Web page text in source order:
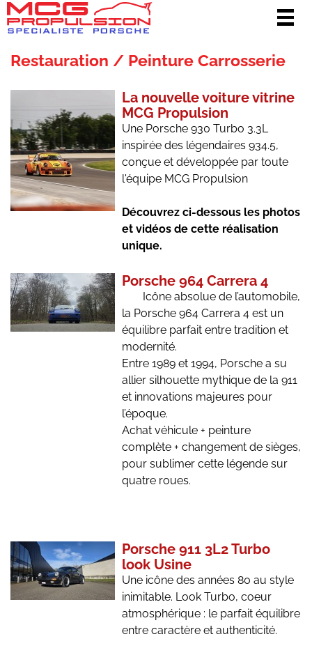
Restauration / Peinture Carrosserie
La nouvelle voiture vitrine
MCG Propulsion
Une Porsche 930 Turbo 3.3L
inspirée des légendaires 934.5,
conçue et développée par toute
l'équipe MCG Propulsion
Découvrez ci-dessous les photos
et vidéos de cette réalisation
unique.
Porsche 964 Carrera 4
Icône absolue de l’automobile,
la Porsche 964 Carrera 4 est un
équilibre parfait entre tradition et
modernité.
Entre 1989 et 1994, Porsche a su
allier silhouette mythique de la 911
et innovations majeures pour
l’époque.
Achat véhicule + peinture
complète + changement de sièges,
pour sublimer cette légende sur
quatre roues.
Porsche 911 3L2 Turbo
look Usine
Une icône des années 80 au style
inimitable. Look Turbo, coeur
atmosphérique : le parfait équilibre
entre caractère et authenticité.